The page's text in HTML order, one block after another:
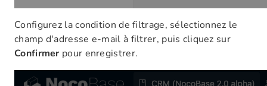
Configurez la condition de filtrage, sélectionnez le
champ d'adresse e-mail à filtrer, puis cliquez sur
Confirmer pour enregistrer.